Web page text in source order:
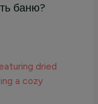
баню?